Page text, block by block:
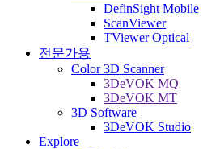
DefinSight Mobile
ScanViewer
TViewer Optical
전문가용
Color 3D Scanner
3DeVOK MQ
3DeVOK MT
3D Software
3DeVOK Studio
Explore